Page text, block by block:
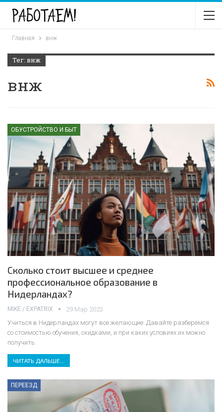
Главная внж
Тег: внж
внж
ОБУСТРОЙСТВО И БЫТ
Сколько стоит высшее и среднее
профессиональное образование в
Нидерландах?
MIKE / EXPATRIX
29 Мар 2023
Учиться в Нидерландах могут все желающие. Давайте разберёмся
со стоимостью обучения, скидками, и при каких условиях их можно
получить.
ЧИТАТЬ ДАЛЬШЕ...
ПЕРЕЕЗД